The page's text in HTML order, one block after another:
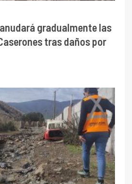
gradualmente las
tras daños por